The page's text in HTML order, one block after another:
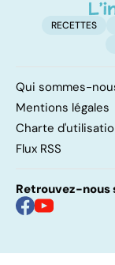
RECETTES
Qui sommes-
Mentions légales
Charte
Flux RSS
Retrouvez-nous